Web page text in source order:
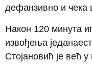
дефанзивно и чека
Након 120 минута
извођења
Стојановић је већ